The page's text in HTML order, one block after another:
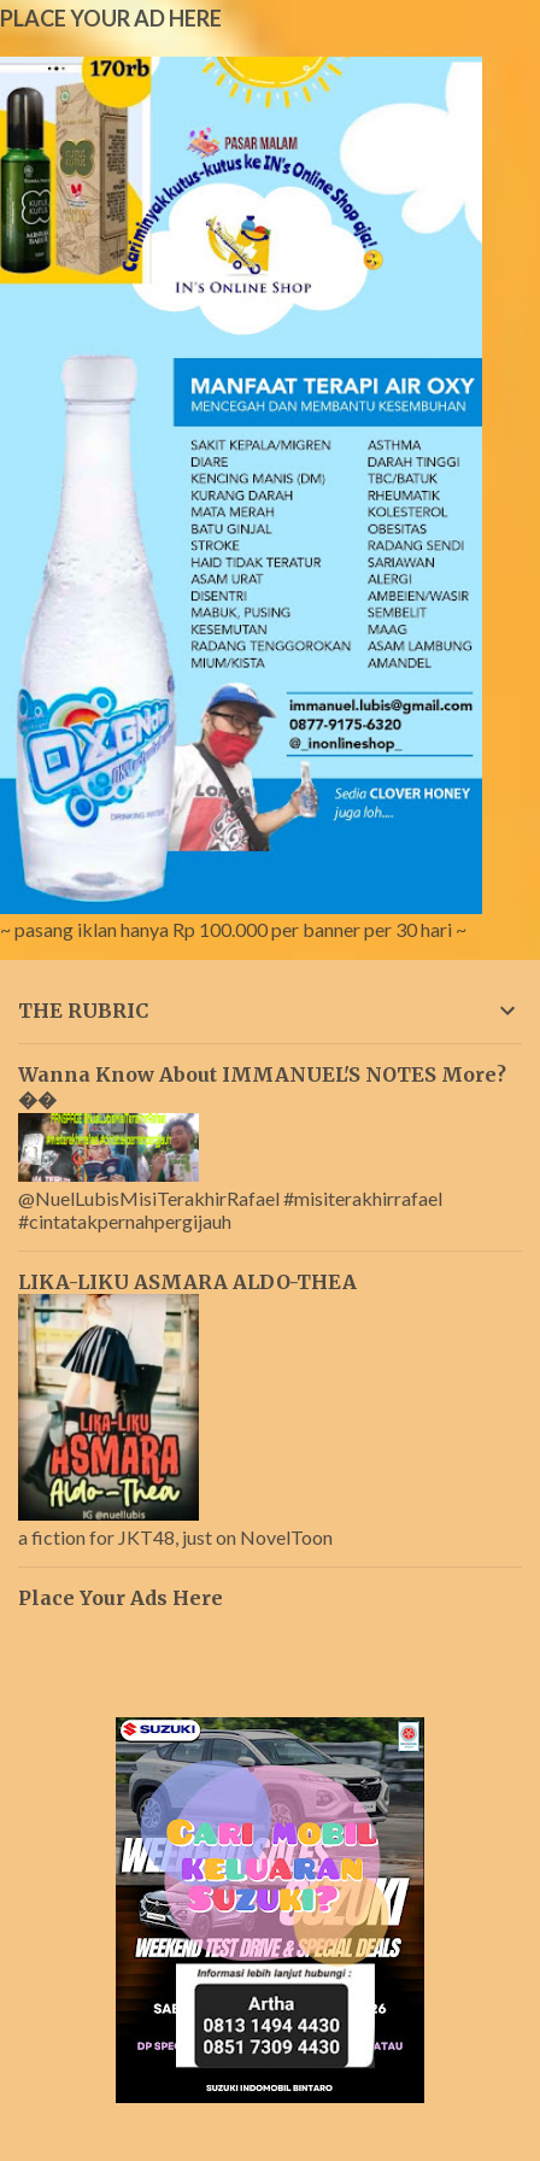
n
t
s
PLACE YOUR AD HERE
~ pasang iklan hanya Rp 100.000 per banner per 30 hari ~
THE RUBRIC
Wanna Know About IMMANUEL'S NOTES More?
��
@NuelLubisMisiTerakhirRafael #misiterakhirrafael
#cintatakpernahpergijauh
LIKA-LIKU ASMARA ALDO-THEA
a fiction for JKT48, just on NovelToon
Place Your Ads Here